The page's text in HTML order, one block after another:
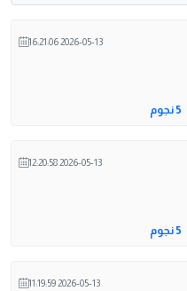
2026-05-13 16:21:06
5 نجوم
2026-05-13 12:20:58
5 نجوم
2026-05-13 11:19:59